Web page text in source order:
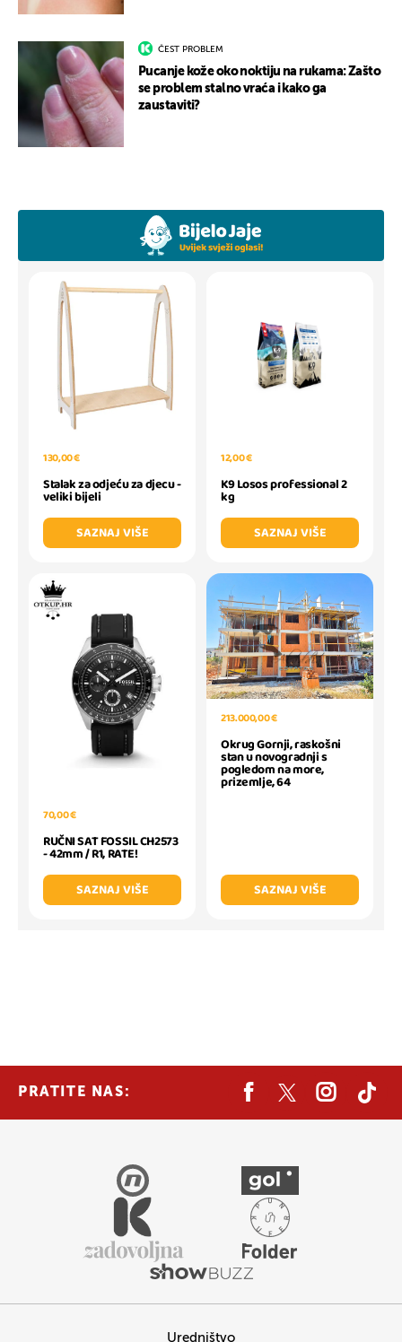
ČEST PROBLEM
Pucanje kože oko noktiju na rukama: Zašto
se problem stalno vraća i kako ga
zaustaviti?
130,00 €
Stalak za odjeću za djecu -
veliki bijeli
SAZNAJ VIŠE
12,00 €
K9 Losos professional 2
kg
SAZNAJ VIŠE
70,00 €
RUČNI SAT FOSSIL CH2573
- 42mm / R1, RATE!
SAZNAJ VIŠE
213.000,00 €
Okrug Gornji, raskošni
stan u novogradnji s
pogledom na more,
prizemlje, 64
SAZNAJ VIŠE
PRATITE NAS:
Uredništvo